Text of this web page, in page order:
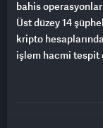
bahis
Üst düzey 14
kripto
işlem hacmi tespit